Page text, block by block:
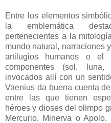
Entre los elementos
la emblemática
pertenecientes a la
mundo natural, narraciones
artilugios humanos o el
componentes (sol, luna,
invocados allí con un
Vaenius da buena cuenta
entre las que tienen
héroes y dioses del olimpo
Mercurio, Minerva o